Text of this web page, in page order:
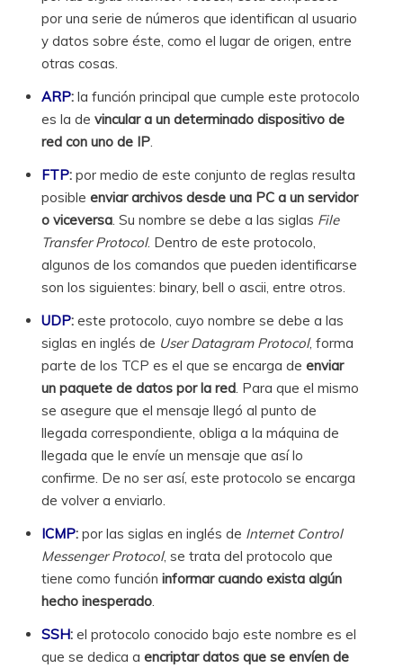
por una serie de números que identifican al usuario
y datos sobre éste, como el lugar de origen, entre
otras cosas.
ARP:la función principal que cumple este protocolo
es la de vincular a un determinado dispositivo de
red con uno de IP.
FTP:por medio de este conjunto de reglas resulta
posibleenviar archivos desde una PC a un servidor
o viceversa. Su nombre se debe a las siglas File
Transfer Protocol. Dentro de este protocolo,
algunos de los comandos que pueden identificarse
son los siguientes: binary, bell o ascii, entre otros.
UDP:este protocolo, cuyo nombre se debe a las
siglas en inglés de User Datagram Protocol, forma
parte de los TCP es el que se encarga deenviar
un paquete de datos por la red. Para que el mismo
se asegure que el mensaje llegó al punto de
llegada correspondiente, obliga a la máquina de
llegada que le envíe un mensaje que así lo
confirme. De no ser así, este protocolo se encarga
de volver a enviarlo.
ICMP:por las siglas en inglés de Internet Control
Messenger Protocol, se trata del protocolo que
tiene como funcióninformar cuando exista algún
hecho inesperado.
SSH:el protocolo conocido bajo este nombre es el
que se dedica aencriptar datos que se envíen de